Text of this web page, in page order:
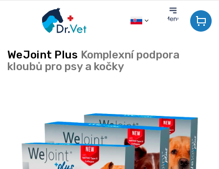
WeJoint Plus Komplexní podpora
kloubů pro psy a kočky